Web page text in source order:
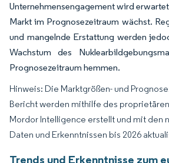
Unternehmensengagement wird
Markt im Prognosezeitraum wächst.
und mangelnde Erstattung werden
Wachstum des
Prognosezeitraum hemmen.
Hinweis: Die Marktgrößen- und
Bericht werden mithilfe des
Mordor Intelligence erstellt und mit den
Daten und Erkenntnissen bis 2026
Trends und Erkenntnisse zum